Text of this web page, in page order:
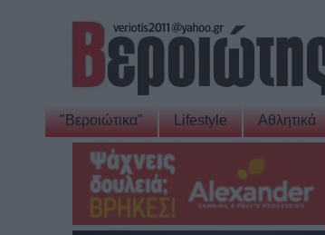
"Βεροιώτικα" Lifestyle Αθλητικά